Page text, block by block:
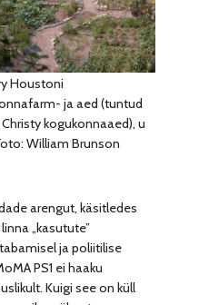
Houstoni
ja aed (tuntud
kogukonnaaed), u
William Brunson
arengut, käsitledes
„kasutute”
ja poliitilise
PS1 ei haaku
Kuigi see on küll